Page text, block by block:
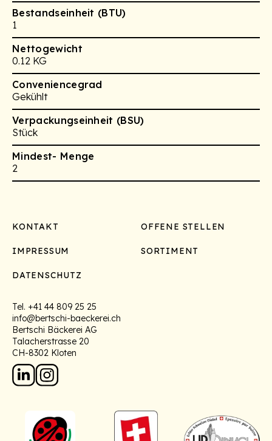
Bestandseinheit (BTU)
1
Nettogewicht
0.12 KG
Conveniencegrad
Gekühlt
Verpackungseinheit (BSU)
Stück
Mindest- Menge
2
Footer
KONTAKT OFFENE STELLEN
IMPRESSUM SORTIMENT
DATENSCHUTZ
Tel. +41 44 809 25 25
info@bertschi-baeckerei.ch
Bertschi Bäckerei AG
Talacherstrasse 20
CH-8302 Kloten